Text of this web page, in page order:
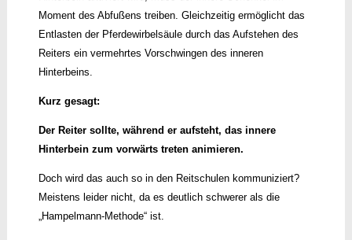
Moment des Abfußens treiben. Gleichzeitig ermöglicht das
Entlasten der Pferdewirbelsäule durch das Aufstehen des
Reiters ein vermehrtes Vorschwingen des inneren
Hinterbeins.
Kurz gesagt:
Der Reiter sollte, während er aufsteht, das innere
Hinterbein zum vorwärts treten animieren.
Doch wird das auch so in den Reitschulen kommuniziert?
Meistens leider nicht, da es deutlich schwerer als die
„Hampelmann-Methode“ ist.